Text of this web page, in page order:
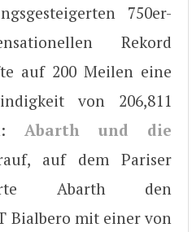
750er-
Rekord
auf 200 Meilen eine
von 206,811
Abarth und die
auf dem Pariser
Abarth den
Bialbero mit einer von